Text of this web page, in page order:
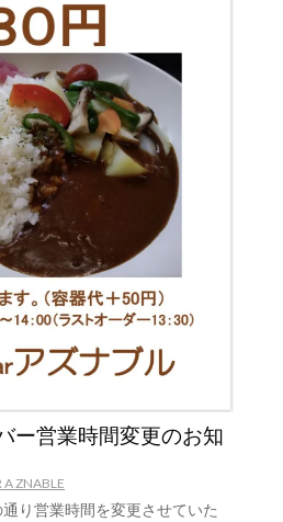
ー営業時間変更のお知
A ZNABLE
り営業時間を変更させていた